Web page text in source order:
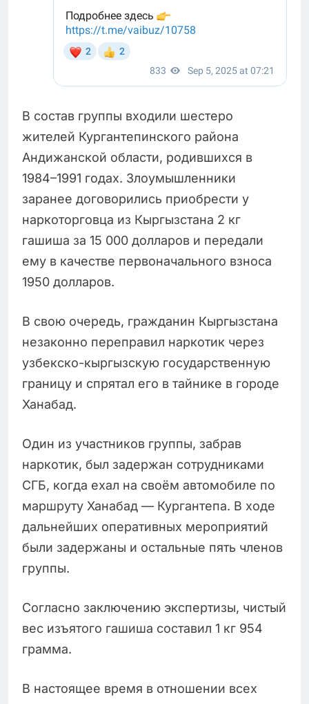
В состав группы входили шестеро
жителей Кургантепинского района
Андижанской области, родившихся в
1984–1991 годах. Злоумышленники
заранее договорились приобрести у
наркоторговца из Кыргызстана 2 кг
гашиша за 15 000 долларов и передали
ему в качестве первоначального взноса
1950 долларов.
В свою очередь, гражданин Кыргызстана
незаконно переправил наркотик через
узбекско-кыргызскую государственную
границу и спрятал его в тайнике в городе
Ханабад.
Один из участников группы, забрав
наркотик, был задержан сотрудниками
СГБ, когда ехал на своём автомобиле по
маршруту Ханабад — Кургантепа. В ходе
дальнейших оперативных мероприятий
были задержаны и остальные пять членов
группы.
Согласно заключению экспертизы, чистый
вес изъятого гашиша составил 1 кг 954
грамма.
В настоящее время в отношении всех